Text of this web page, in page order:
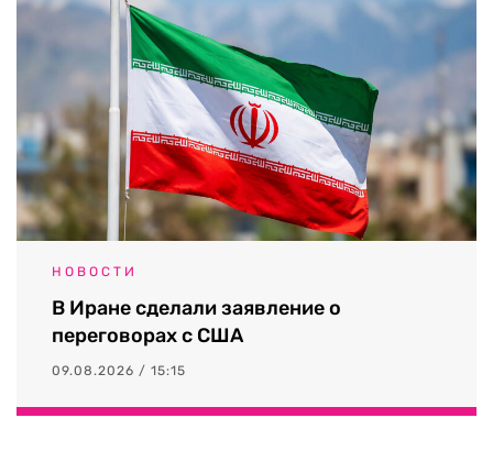
НОВОСТИ
В Иране сделали заявление о
переговорах с США
09.08.2026 / 15:15